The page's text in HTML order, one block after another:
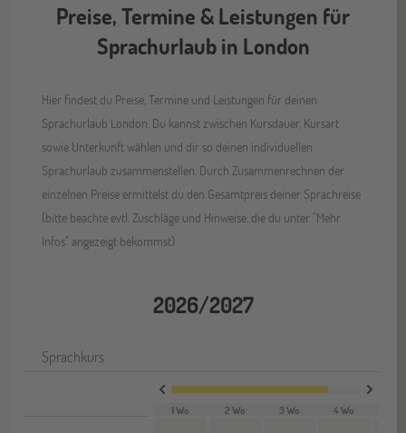
Preise, Termine & Leistungen für
Sprachurlaub in London
Hier findest du Preise, Termine und Leistungen für deinen
Sprachurlaub London. Du kannst zwischen Kursdauer, Kursart
sowie Unterkunft wählen und dir so deinen individuellen
Sprachurlaub zusammenstellen. Durch Zusammenrechnen der
einzelnen Preise ermittelst du den Gesamtpreis deiner Sprachreise
(bitte beachte evtl. Zuschläge und Hinweise, die du unter "Mehr
Infos" angezeigt bekommst).
2026/2027
Sprachkurs
1 Wo 2 Wo 3 Wo 4 Wo